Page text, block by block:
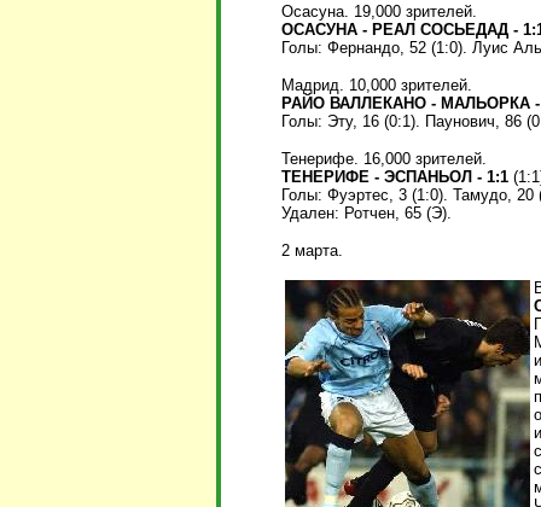
Осасуна. 19,000 зрителей.
ОСАСУНА - РЕАЛ СОСЬЕДАД -
Голы: Фернандо, 52 (1:0). Луис
Мадрид. 10,000 зрителей.
РАЙО ВАЛЛЕКАНО - МАЛЬОРКА -
Голы: Эту, 16 (0:1). Паунович, 86
Тенерифе. 16,000 зрителей.
ТЕНЕРИФЕ - ЭСПАНЬОЛ - 1:1
Голы: Фуэртес, 3 (1:0). Тамудо, 20
Удален: Ротчен, 65 (Э).
2 марта.